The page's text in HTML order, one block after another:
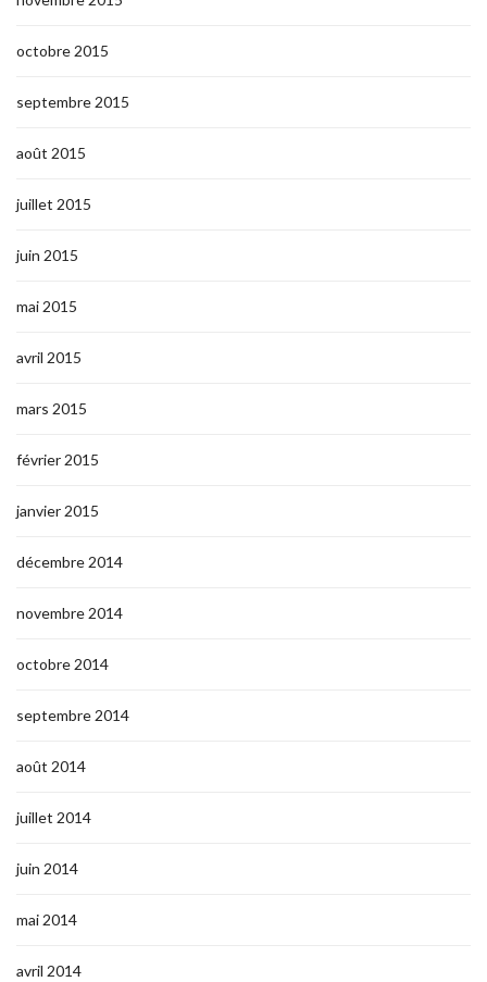
octobre 2015
septembre 2015
août 2015
juillet 2015
juin 2015
mai 2015
avril 2015
mars 2015
février 2015
janvier 2015
décembre 2014
novembre 2014
octobre 2014
septembre 2014
août 2014
juillet 2014
juin 2014
mai 2014
avril 2014